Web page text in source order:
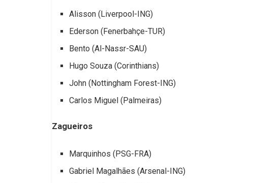
Alisson (Liverpool-ING)
Ederson (Fenerbahçe-TUR)
Bento (Al-Nassr-SAU)
Hugo Souza (Corinthians)
John (Nottingham Forest-ING)
Carlos Miguel (Palmeiras)
Zagueiros
Marquinhos (PSG-FRA)
Gabriel Magalhães (Arsenal-ING)